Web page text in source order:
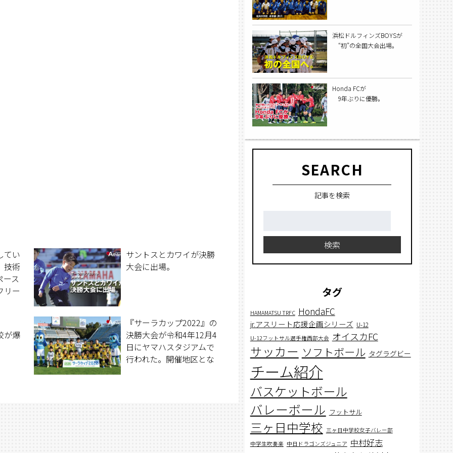
てい
技術
ース
リー
サントスとカワイが決勝
大会に出場。
が爆
『サーラカップ2022』の
決勝大会が令和4年12月4
日にヤマハスタジアムで
行われた。開催地区とな
へ、6年生では全国大会出場
を果たし、全国18位という成
浜松ドルフィンズBOYSが
“初”の全国大会出場。
Honda FCが
9年ぶりに優勝。
SEARCH
記事を検索
検索
タグ
HAMAMATSU TRFC HondaFC
jr.アスリート応援企画シリーズ U-12
U-12フットサル選手権西部大会 オイスカFC
サッカー ソフトボール タグラグビー
チーム紹介
バスケットボール
バレーボール フットサル
三ヶ日中学校 三ヶ日中学校女子バレー部
中学生吹奏楽 中日ドラゴンズジュニア 中村好志